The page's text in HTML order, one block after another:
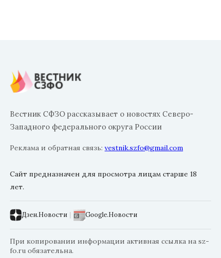
Вестник СФЗО рассказывает о новостях Северо-
Западного федерального округа России
Реклама и обратная связь: vestnik.szfo@gmail.com
Сайт предназначен для просмотра лицам старше 18
лет.
Дзен.Новости | Google.Новости
При копировании информации активная ссылка на sz-
fo.ru обязательна.